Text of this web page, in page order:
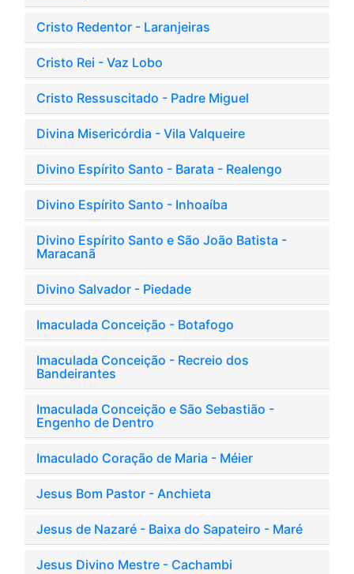
Cristo Redentor - Laranjeiras
Cristo Rei - Vaz Lobo
Cristo Ressuscitado - Padre Miguel
Divina Misericórdia - Vila Valqueire
Divino Espírito Santo - Barata - Realengo
Divino Espírito Santo - Inhoaíba
Divino Espírito Santo e São João Batista -
Maracanã
Divino Salvador - Piedade
Imaculada Conceição - Botafogo
Imaculada Conceição - Recreio dos
Bandeirantes
Imaculada Conceição e São Sebastião -
Engenho de Dentro
Imaculado Coração de Maria - Méier
Jesus Bom Pastor - Anchieta
Jesus de Nazaré - Baixa do Sapateiro - Maré
Jesus Divino Mestre - Cachambi